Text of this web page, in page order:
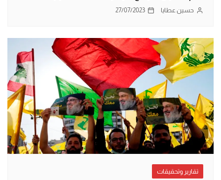
حسين عطايا 27/07/2023
تقارير وتحقيقات